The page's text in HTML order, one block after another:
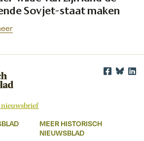
Sovjet-staat maken
MEER HISTORISCH
NIEUWSBLAD